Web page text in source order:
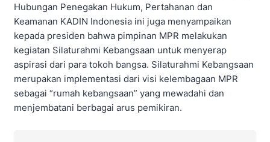
Hubungan Penegakan Hukum, Pertahanan dan
Keamanan KADIN Indonesia ini juga menyampaikan
kepada presiden bahwa pimpinan MPR melakukan
kegiatan Silaturahmi Kebangsaan untuk menyerap
aspirasi dari para tokoh bangsa. Silaturahmi Kebangsaan
merupakan implementasi dari visi kelembagaan MPR
sebagai “rumah kebangsaan” yang mewadahi dan
menjembatani berbagai arus pemikiran.